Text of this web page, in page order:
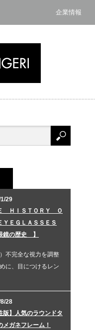
企業情報
29
ＨＩＳＴＯＲＹ Ｏ
ＥＧＬＡＳＳＥＳ
鏡の歴史 】
不完全な視力を調整
に、目につけるレン
28
版】人気のラウンドタ
メガネフレーム！